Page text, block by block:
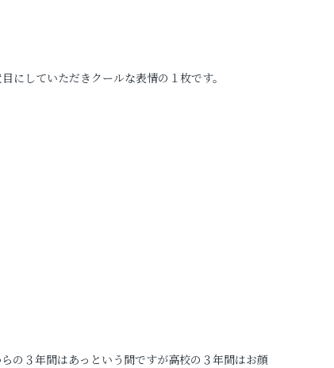
にしていただきクールな表情の１枚です。
の３年間はあっという間ですが高校の３年間はお顔